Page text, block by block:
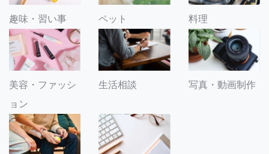
趣味・習い事 ペット 料理
美容・ファッシ
ョン
生活相談 写真・動画制作